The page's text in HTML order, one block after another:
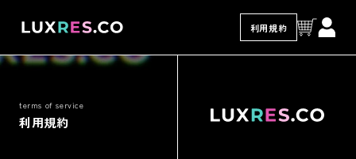
ンツに
進む
利用規約
terms of service
利用規約